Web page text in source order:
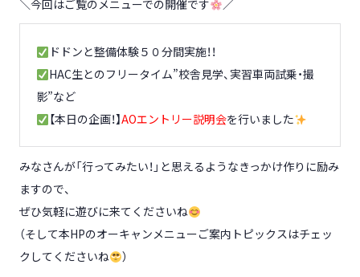
＼今回はご覧のメニューでの開催です ／
ドドンと整備体験５０分間実施！！
HAC生とのフリータイム”校舎見学、実習車両試乗・撮
影”など
【本日の企画！】AOエントリー説明会を行いました
みなさんが「行ってみたい！」と思えるようなきっかけ作りに励み
ますので、
ぜひ気軽に遊びに来てくださいね
（そして本HPのオーキャンメニューご案内トピックスはチェッ
クしてくださいね
）